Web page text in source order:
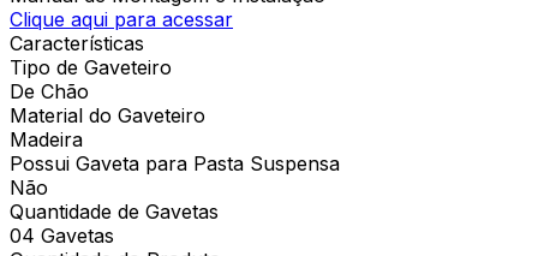
Clique aqui para acessar
Características
Tipo de Gaveteiro
De Chão
Material do Gaveteiro
Madeira
Possui Gaveta para Pasta Suspensa
Não
Quantidade de Gavetas
04 Gavetas